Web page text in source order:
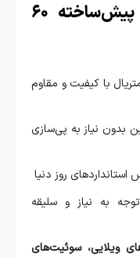
ویژگی‌های شاخص ویلای پیش‌ساخته ۶۰
و مقاوم
به پی‌سازی
روز دنیا
و سلیقه
سوئیت‌های